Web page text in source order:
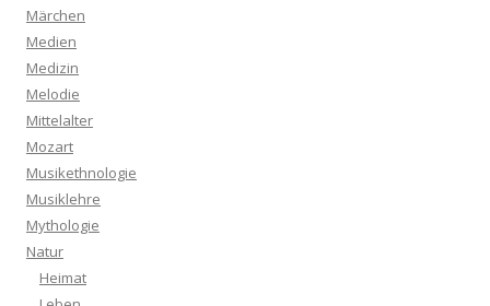
Märchen
Medien
Medizin
Melodie
Mittelalter
Mozart
Musikethnologie
Musiklehre
Mythologie
Natur
Heimat